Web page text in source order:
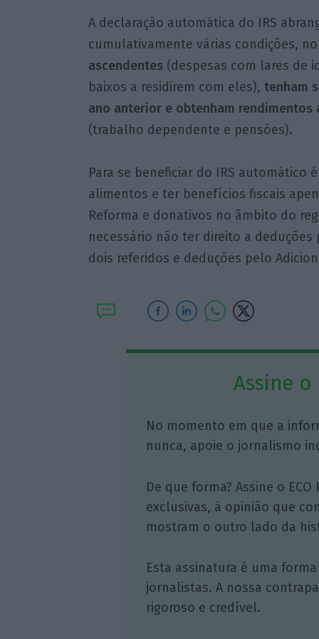
A declaração automática do IRS
cumulativamente várias condições,
ascendentes (despesas com lares de
baixos a residirem com eles), tenham
ano anterior e obtenham rendimentos
(trabalho dependente e pensões).
Para se beneficiar do IRS automático
alimentos e ter benefícios fiscais
Reforma e donativos no âmbito do
necessário não ter direito a
dois referidos e deduções pelo
Assine o
No momento em que a
nunca, apoie o jornalismo
De que forma? Assine o
exclusivas, à opinião que
mostram o outro lado da
Esta assinatura é uma
jornalistas. A nossa
rigoroso e credível.